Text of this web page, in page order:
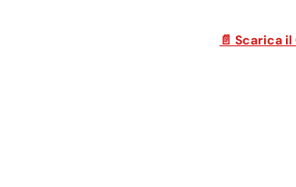
📄 Scarica